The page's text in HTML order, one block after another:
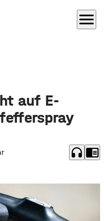
menu
auf E-
headphones chrome_reader_mode